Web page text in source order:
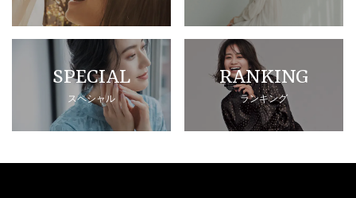
SPECIAL
スペシャル
RANKING
ランキング